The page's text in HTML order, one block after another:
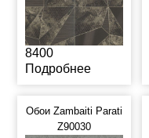
8400
Подробнее
Обои Zambaiti Parati
Z90030